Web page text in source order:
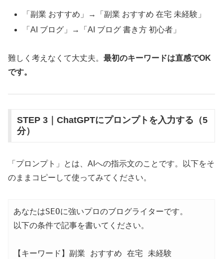
「副業 おすすめ」→「副業 おすすめ 在宅 未経験」
「AI ブログ」→「AI ブログ 書き方 初心者」
難しく考えなくて大丈夫。 最初のキーワードは直感でOK
です。
STEP 3｜ChatGPTにプロンプトを入力する（5
分）
「プロンプト」とは、AIへの指示文のことです。以下をそ
のままコピーして使ってみてください。
あなたはSEOに強いプロのブログライターです。
以下の条件で記事を書いてください。
【キーワード】副業 おすすめ 在宅 未経験